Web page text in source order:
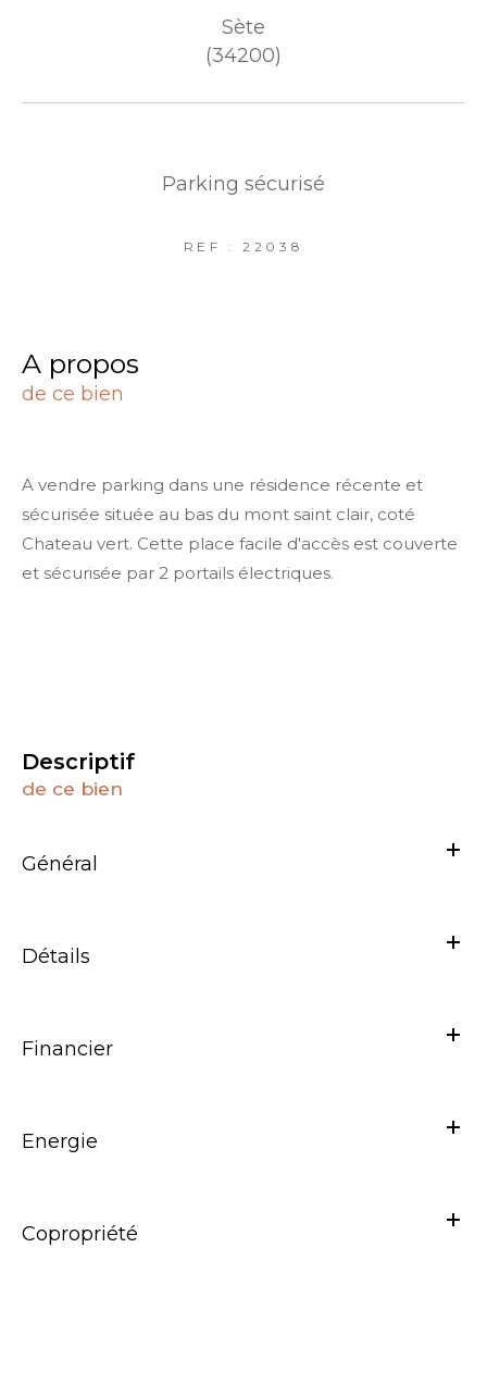
Sète
(34200)
Parking sécurisé
REF : 22038
a propos
de ce bien
A vendre parking dans une résidence récente et
sécurisée située au bas du mont saint clair, coté
Chateau vert. Cette place facile d'accès est couverte
et sécurisée par 2 portails électriques.
descriptif
de ce bien
Général
Détails
Financier
Energie
Copropriété